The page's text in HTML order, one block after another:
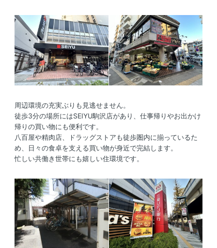
周辺環境の充実ぶりも見逃せません。
徒歩3分の場所にはSEIYU駒沢店があり、仕事帰りやお出かけ
帰りの買い物にも便利です。
八百屋や精肉店、ドラッグストアも徒歩圏内に揃っているた
め、日々の食卓を支える買い物が身近で完結します。
忙しい共働き世帯にも嬉しい住環境です。